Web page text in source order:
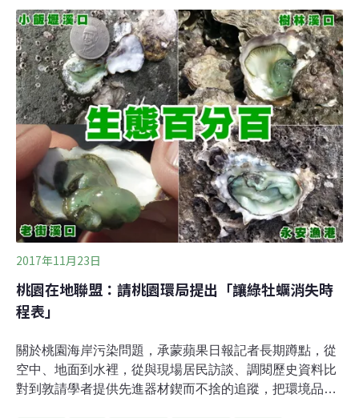
燃燒、酸洗，挖出廢五金裡的貴重金屬。高雄市茄萣舢筏
協會顧問蘇水龍說，當年這裡挖出來的黃金會做成條塊，
模仿香港有名的珠寶店，景福樓的黃金條塊出售，而且成
色很足，很難分辨。還有一種叫做鈀金，當時大約是黃金
價格的1/3。這些利益，就是拆解廢五金，為什麼當年在二
仁溪沿岸風風火火的原因。但是，金子拿走了，卻留下了
垃圾。1986年，二仁溪出海口的蚵仔，因為吸收了廢五金
洗出來的銅離子，變成綠牡蠣，引起社會大眾對燃燒廢五
金的關注。1993年，台灣全面禁止廢五
2017年11月23日
桃園在地聯盟：請桃園環局提出「讓綠牡蠣消失時
程表」
關於桃園海岸污染問題，承蒙蘋果日報記者長期蹲點，從
空中、地面到水裡，從與現場居民訪談、調閱歷史資料比
對到敦請學者提供先進器材鍥而不捨的追蹤，把環境品質